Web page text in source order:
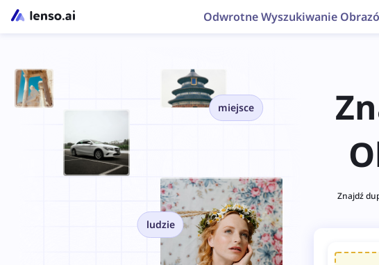
Odwrotne Wyszukiwanie
miejsce
ludzie
Znajdź